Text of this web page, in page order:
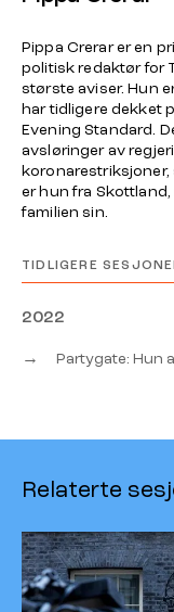
Pippa Crerar er en
politisk redaktør for
største aviser. Hun
har tidligere dekket
Evening Standard.
avsløringer av
er hun fra
familien sin.
TIDLIGERE
2022
→ Partygate: Hun
Relaterte